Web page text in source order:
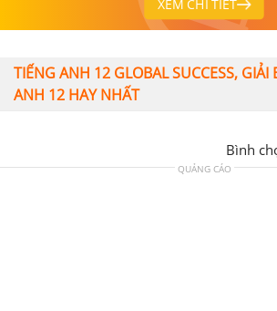
XEM CHI TIẾT
TIẾNG ANH 12 GLOBAL SUCCESS, GIẢI
ANH 12 HAY NHẤT
Bình
QUẢNG CÁO